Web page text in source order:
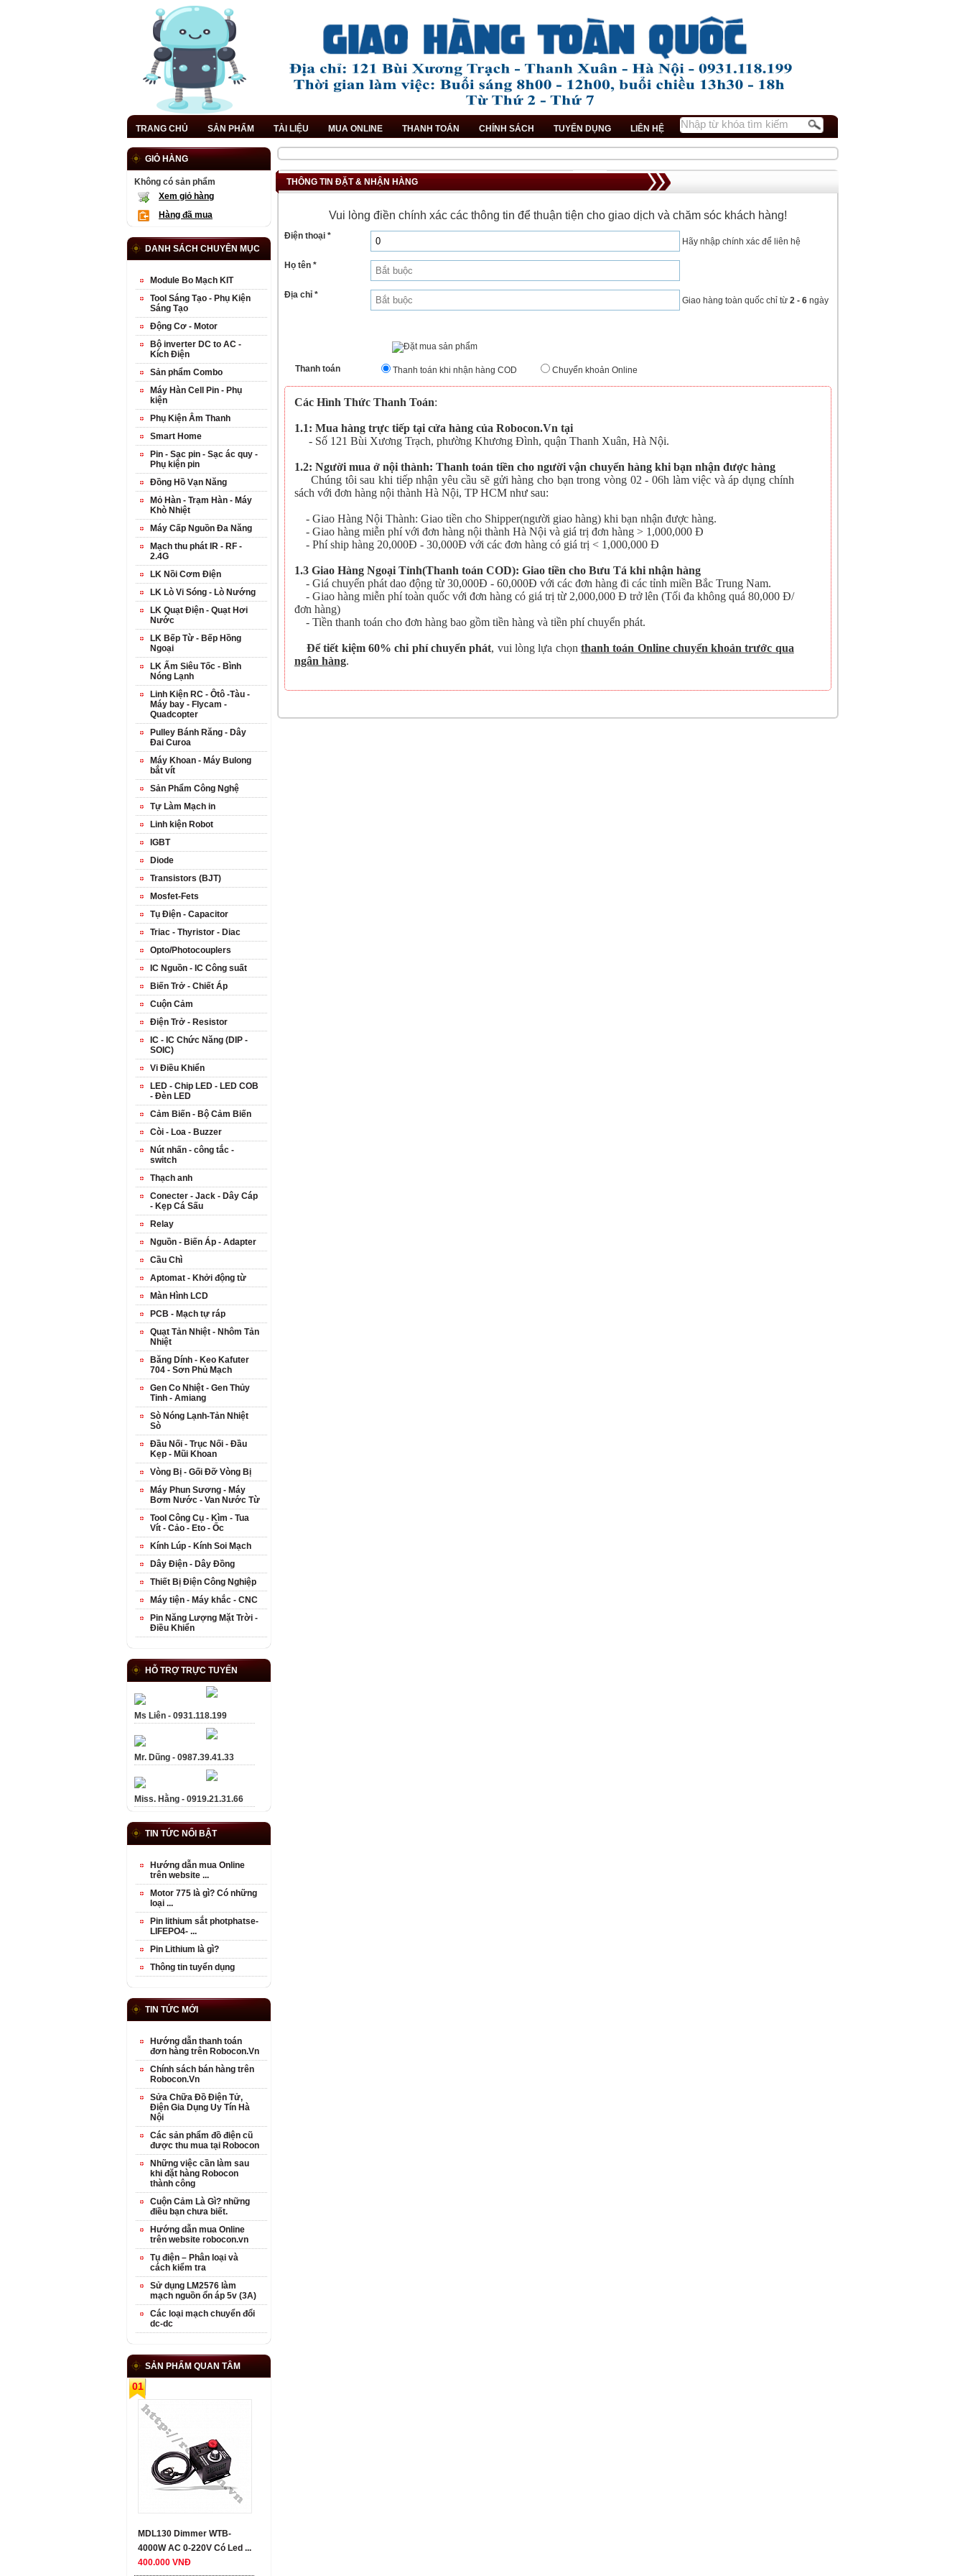
TRANG CHỦ SẢN PHẨM TÀI LIỆU MUA ONLINE THANH TOÁN CHÍNH SÁCH TUYỂN DỤNG LIÊN HỆ
THÔNG TIN ĐẶT & NHẬN HÀNG
Vui lòng điền chính xác các thông tin để thuận tiện cho giao dịch và chăm sóc khách hàng!
Điện thoại *
Hãy nhập chính xác để liên hệ
Họ tên *
Địa chỉ *
Giao hàng toàn quốc chỉ từ 2 - 6ngày
Thanh toán Thanh toán khi nhận hàng COD Chuyển khoản Online
Các Hình Thức Thanh Toán:
1.1: Mua hàng trực tiếp tại cửa hàng của Robocon.Vn tại
- Số 121 Bùi Xương Trạch, phường Khương Đình, quận Thanh Xuân, Hà Nội.
1.2: Người mua ở nội thành: Thanh toán tiền cho người vận chuyển hàng khi bạn nhận được hàng
Chúng tôi sau khi tiếp nhận yêu cầu sẽ gửi hàng cho bạn trong vòng 02 - 06h làm việc và áp dụng chính
sách với đơn hàng nội thành Hà Nội, TP HCM như sau:
- Giao Hàng Nội Thành: Giao tiền cho Shipper(người giao hàng) khi bạn nhận được hàng.
- Giao hàng miễn phí với đơn hàng nội thành Hà Nội và giá trị đơn hàng > 1,000,000 Đ
- Phí ship hàng 20,000Đ - 30,000Đ với các đơn hàng có giá trị < 1,000,000 Đ
1.3 Giao Hàng Ngoại Tỉnh(Thanh toán COD): Giao tiền cho Bưu Tá khi nhận hàng
- Giá chuyển phát dao động từ 30,000Đ - 60,000Đ với các đơn hàng đi các tỉnh miền Bắc Trung Nam.
- Giao hàng miễn phí toàn quốc với đơn hàng có giá trị từ 2,000,000 Đ trở lên (Tối đa không quá 80,000 Đ/
đơn hàng)
- Tiền thanh toán cho đơn hàng bao gồm tiền hàng và tiền phí chuyển phát.
Để tiết kiệm 60% chi phí chuyển phát, vui lòng lựa chọn thanh toán Online chuyển khoản trước qua
ngân hàng.
GIỎ HÀNG
Không có sản phẩm
Xem giỏ hàng
Hàng đã mua
DANH SÁCH CHUYÊN MỤC
Module Bo Mạch KIT
Tool Sáng Tạo - Phụ Kiện
Sáng Tạo
Động Cơ - Motor
Bộ inverter DC to AC -
Kích Điện
Sản phẩm Combo
Máy Hàn Cell Pin - Phụ
kiện
Phụ Kiện Âm Thanh
Smart Home
Pin - Sạc pin - Sạc ác quy -
Phụ kiện pin
Đồng Hồ Vạn Năng
Mỏ Hàn - Trạm Hàn - Máy
Khò Nhiệt
Máy Cấp Nguồn Đa Năng
Mạch thu phát IR - RF -
2.4G
LK Nồi Cơm Điện
LK Lò Vi Sóng - Lò Nướng
LK Quạt Điện - Quạt Hơi
Nước
LK Bếp Từ - Bếp Hồng
Ngoại
LK Ấm Siêu Tốc - Bình
Nóng Lạnh
Linh Kiện RC - Ôtô -Tàu -
Máy bay - Flycam -
Quadcopter
Pulley Bánh Răng - Dây
Đai Curoa
Máy Khoan - Máy Bulong
bắt vít
Sản Phẩm Công Nghệ
Tự Làm Mạch in
Linh kiện Robot
IGBT
Diode
Transistors (BJT)
Mosfet-Fets
Tụ Điện - Capacitor
Triac - Thyristor - Diac
Opto/Photocouplers
IC Nguồn - IC Công suất
Biến Trở - Chiết Áp
Cuộn Cảm
Điện Trở - Resistor
IC - IC Chức Năng (DIP -
SOIC)
Vi Điều Khiển
LED - Chip LED - LED COB
- Đèn LED
Cảm Biến - Bộ Cảm Biến
Còi - Loa - Buzzer
Nút nhấn - công tắc -
switch
Thạch anh
Conecter - Jack - Dây Cáp
- Kẹp Cá Sấu
Relay
Nguồn - Biến Áp - Adapter
Cầu Chì
Aptomat - Khởi động từ
Màn Hình LCD
PCB - Mạch tự ráp
Quạt Tản Nhiệt - Nhôm Tản
Nhiệt
Băng Dính - Keo Kafuter
704 - Sơn Phủ Mạch
Gen Co Nhiệt - Gen Thủy
Tinh - Amiang
Sò Nóng Lạnh-Tản Nhiệt
Sò
Đầu Nối - Trục Nối - Đầu
Kẹp - Mũi Khoan
Vòng Bị - Gối Đỡ Vòng Bị
Máy Phun Sương - Máy
Bơm Nước - Van Nước Từ
Tool Công Cụ - Kìm - Tua
Vít - Cảo - Eto - Ốc
Kính Lúp - Kính Soi Mạch
Dây Điện - Dây Đồng
Thiết Bị Điện Công Nghiệp
Máy tiện - Máy khắc - CNC
Pin Năng Lượng Mặt Trời -
Điều Khiển
HỖ TRỢ TRỰC TUYẾN
Ms Liên - 0931.118.199
Mr. Dũng - 0987.39.41.33
Miss. Hằng - 0919.21.31.66
TIN TỨC NỔI BẬT
Hướng dẫn mua Online
trên website ...
Motor 775 là gì? Có những
loại ...
Pin lithium sắt photphatse-
LIFEPO4- ...
Pin Lithium là gì?
Thông tin tuyển dụng
TIN TỨC MỚI
Hướng dẫn thanh toán
đơn hàng trên Robocon.Vn
Chính sách bán hàng trên
Robocon.Vn
Sửa Chữa Đồ Điện Tử,
Điện Gia Dụng Uy Tín Hà
Nội
Các sản phẩm đồ điện cũ
được thu mua tại Robocon
Những việc cần làm sau
khi đặt hàng Robocon
thành công
Cuộn Cảm Là Gì? những
điều bạn chưa biết.
Hướng dẫn mua Online
trên website robocon.vn
Tụ điện – Phân loại và
cách kiểm tra
Sử dụng LM2576 làm
mạch nguồn ổn áp 5v (3A)
Các loại mạch chuyển đổi
dc-dc
SẢN PHẨM QUAN TÂM
01
MDL130 Dimmer WTB-
4000W AC 0-220V Có Led ...
400.000 VNĐ